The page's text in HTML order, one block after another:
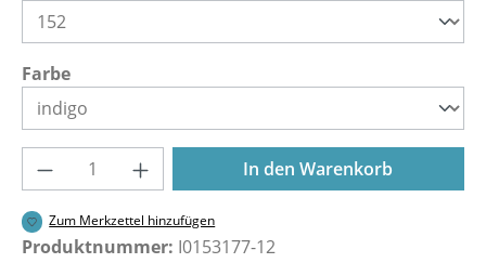
Farbeauswählen
Produkt Anzahl: Gib den gewünschten
In den Warenkorb
Zum Merkzettel hinzufügen
Produktnummer: I0153177-12